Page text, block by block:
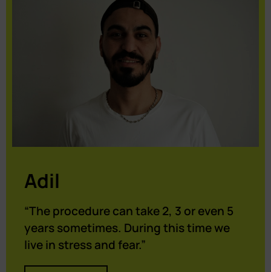
Adil
“The procedure can take 2, 3 or even 5
years sometimes. During this time we
live in stress and fear.”